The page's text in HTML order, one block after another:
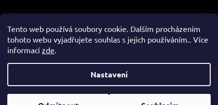
Tento web používá soubory cookie. Dalším procházením
tohoto webu vyjadřujete souhlas s jejich používáním.. Více
informací zde.
Nastavení
Copyright 2026www.dewalt-naradi.cz. Všechna práva